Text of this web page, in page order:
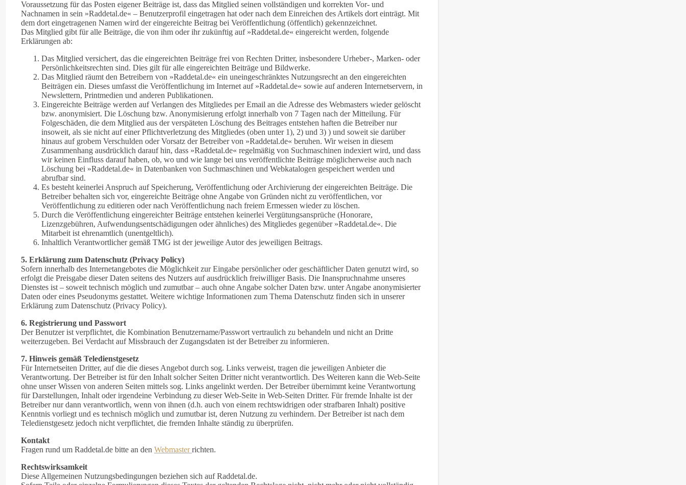
Voraussetzung für das Posten eigener Beiträge ist, dass das Mitglied seinen vollständigen und korrekten Vor- und
Nachnamen in sein »Raddetal.de« – Benutzerprofil eingetragen hat oder nach dem Einreichen des Artikels dort einträgt. Mit
dem dort eingetragenen Namen wird der eingereichte Beitrag bei Veröffentlichung (öffentlich) gekennzeichnet.
Das Mitglied gibt für alle Beiträge, die von ihm oder ihr zukünftig auf »Raddetal.de« eingereicht werden, folgende
Erklärungen ab:
Das Mitglied versichert, das die eingereichten Beiträge frei von Rechten Dritter, insbesondere Urheber-, Marken- oder
Persönlichkeitsrechten sind. Dies gilt für alle eingereichten Beiträge und Bildwerke.
Das Mitglied räumt den Betreibern von »Raddetal.de« ein uneingeschränktes Nutzungsrecht an den eingereichten
Beiträgen ein. Dieses umfasst die Veröffentlichung im Internet auf »Raddetal.de« sowie auf anderen Internetservern, in
Newslettern, Printmedien und anderen Publikationen.
Eingereichte Beiträge werden auf Verlangen des Mitgliedes per Email an die Adresse des Webmasters wieder gelöscht
bzw. anonymisiert. Die Löschung bzw. Anonymisierung erfolgt innerhalb von 7 Tagen nach der Mitteilung. Für
Folgeschäden, die dem Mitglied aus der verspäteten Löschung des Beitrages entstehen haften die Betreiber nur
insoweit, als sie nicht auf einer Pflichtverletzung des Mitgliedes (oben unter 1), 2) und 3) ) und soweit sie darüber
hinaus auf grobem Verschulden oder Vorsatz der Betreiber von »Raddetal.de« beruhen. Wir weisen in diesem
Zusammenhang ausdrücklich darauf hin, dass »Raddetal.de« regelmäßig von Suchmaschinen indexiert wird, und dass
wir keinen Einfluss darauf haben, ob, wo und wie lange bei uns veröffentlichte Beiträge möglicherweise auch nach
Löschung bei »Raddetal.de« in Datenbanken von Suchmaschinen und Webkatalogen gespeichert werden und
abrufbar sind.
Es besteht keinerlei Anspruch auf Speicherung, Veröffentlichung oder Archivierung der eingereichten Beiträge. Die
Betreiber behalten sich vor, eingereichte Beiträge ohne Angabe von Gründen nicht zu veröffentlichen, vor
Veröffentlichung zu editieren oder nach Veröffentlichung nach freiem Ermessen wieder zu löschen.
Durch die Veröffentlichung eingereichter Beiträge entstehen keinerlei Vergütungsansprüche (Honorare,
Lizenzgebühren, Aufwendungsentschädigungen oder ähnliches) des Mitgliedes gegenüber »Raddetal.de«. Die
Mitarbeit ist ehrenamtlich (unentgeltlich).
Inhaltlich Verantwortlicher gemäß TMG ist der jeweilige Autor des jeweiligen Beitrags.
5. Erklärung zum Datenschutz (Privacy Policy)
Sofern innerhalb des Internetangebotes die Möglichkeit zur Eingabe persönlicher oder geschäftlicher Daten genutzt wird, so
erfolgt die Preisgabe dieser Daten seitens des Nutzers auf ausdrücklich freiwilliger Basis. Die Inanspruchnahme unseres
Dienstes ist – soweit technisch möglich und zumutbar – auch ohne Angabe solcher Daten bzw. unter Angabe anonymisierter
Daten oder eines Pseudonyms gestattet. Weitere wichtige Informationen zum Thema Datenschutz finden sich in unserer
Erklärung zum Datenschutz (Privacy Policy).
6. Registrierung und Passwort
Der Benutzer ist verpflichtet, die Kombination Benutzername/Passwort vertraulich zu behandeln und nicht an Dritte
weiterzugeben. Bei Verdacht auf Missbrauch der Zugangsdaten ist der Betreiber zu informieren.
7. Hinweis gemäß Teledienstgesetz
Für Internetseiten Dritter, auf die die dieses Angebot durch sog. Links verweist, tragen die jeweiligen Anbieter die
Verantwortung. Der Betreiber ist für den Inhalt solcher Seiten Dritter nicht verantwortlich. Des Weiteren kann die Web-Seite
ohne unser Wissen von anderen Seiten mittels sog. Links angelinkt werden. Der Betreiber übernimmt keine Verantwortung
für Darstellungen, Inhalt oder irgendeine Verbindung zu dieser Web-Seite in Web-Seiten Dritter. Für fremde Inhalte ist der
Betreiber nur dann verantwortlich, wenn von ihnen (d.h. auch von einem rechtswidrigen oder strafbaren Inhalt) positive
Kenntnis vorliegt und es technisch möglich und zumutbar ist, deren Nutzung zu verhindern. Der Betreiber ist nach dem
Teledienstgesetz jedoch nicht verpflichtet, die fremden Inhalte ständig zu überprüfen.
Kontakt
Fragen rund um Raddetal.de bitte an den Webmasterrichten.
Rechtswirksamkeit
Diese Allgemeinen Nutzungsbedingungen beziehen sich auf Raddetal.de.